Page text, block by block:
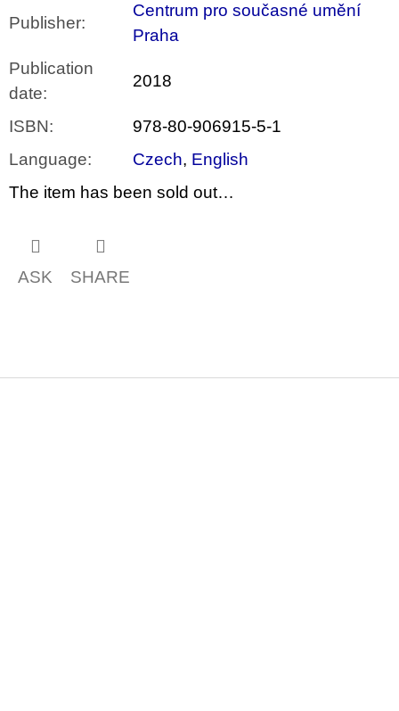
Publisher:
Centrum pro současné umění
Praha
Publication
date:
2018
ISBN:
978-80-906915-5-1
Language: Czech, English
The item has been sold out…
ASK SHARE